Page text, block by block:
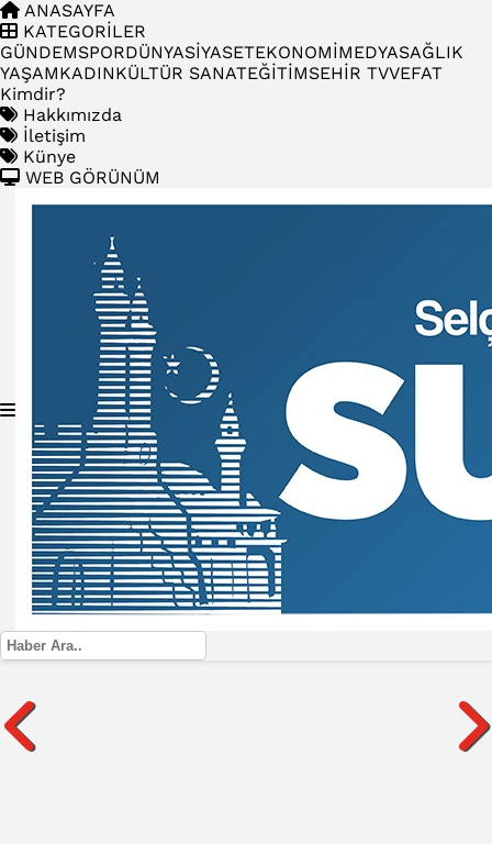
ANASAYFA
KATEGORİLER
GÜNDEMSPORDÜNYASİYASETEKONOMİMEDYASAĞLIK
YAŞAMKADINKÜLTÜR SANATEĞİTİMSEHİR TVVEFAT
Kimdir?
Hakkımızda
İletişim
Künye
WEB GÖRÜNÜM